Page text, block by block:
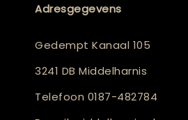
Adresgegevens
Gedempt Kanaal 105
3241 DB Middelharnis
Telefoon 0187-482784